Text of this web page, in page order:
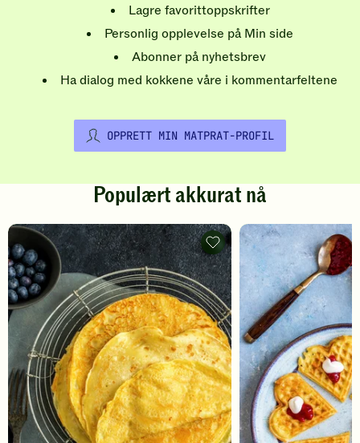
Lagre favorittoppskrifter
Personlig opplevelse på Min side
Abonner på nyhetsbrev
Ha dialog med kokkene våre i kommentarfeltene
OPPRETT MIN MATPRAT-PROFIL
Populært akkurat nå
Pannekaker
-
legg
til
favoritter